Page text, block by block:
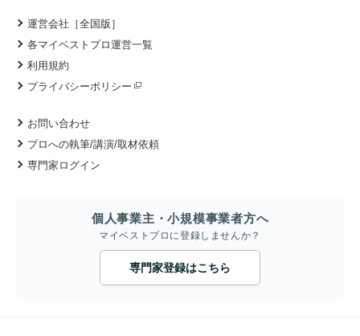
運営会社［全国版］
各マイベストプロ運営一覧
利用規約
プライバシーポリシー
お問い合わせ
プロへの執筆/講演/取材依頼
専門家ログイン
個人事業主・小規模事業者方へ
マイベストプロに登録しませんか？
専門家登録はこちら